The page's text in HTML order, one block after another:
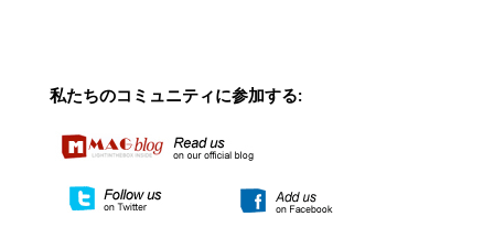
私たちのコミュニティに参加する: